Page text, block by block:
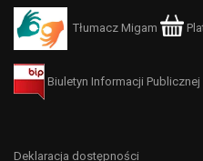
Tłumacz Migam
Biuletyn Informacji Publicznej
Deklaracja dostępności